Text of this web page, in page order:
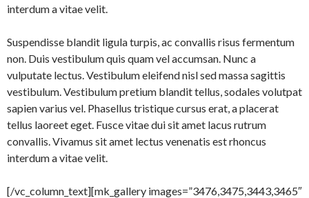
interdum a vitae velit.
Suspendisse blandit ligula turpis, ac convallis risus fermentum
non. Duis vestibulum quis quam vel accumsan. Nunc a
vulputate lectus. Vestibulum eleifend nisl sed massa sagittis
vestibulum. Vestibulum pretium blandit tellus, sodales volutpat
sapien varius vel. Phasellus tristique cursus erat, a placerat
tellus laoreet eget. Fusce vitae dui sit amet lacus rutrum
convallis. Vivamus sit amet lectus venenatis est rhoncus
interdum a vitae velit.
[/vc_column_text][mk_gallery images=”3476,3475,3443,3465″